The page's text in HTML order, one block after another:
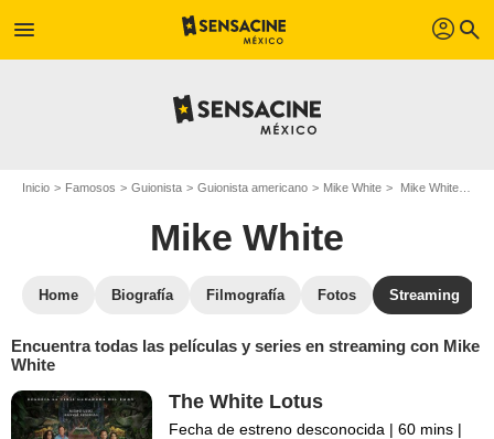
menu profil search
Inicio Famosos Guionista Guionista americano Mike White Mike White : películas y series online
Mike White
Home Biografía Filmografía Fotos Streaming
Encuentra todas las películas y series en streaming con Mike
White
The White Lotus
Fecha de estreno desconocida | 60 mins |